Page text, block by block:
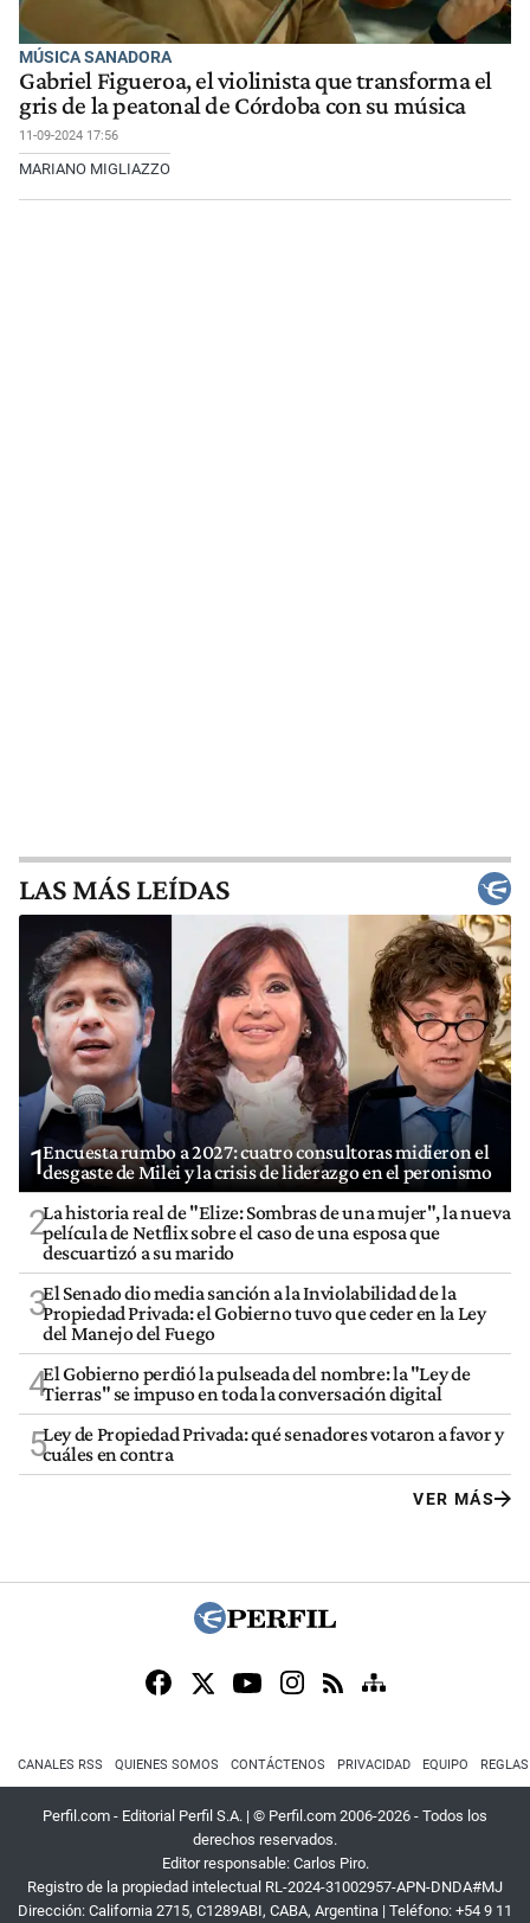
MÚSICA SANADORA
Gabriel Figueroa, el violinista que transforma el
gris de la peatonal de Córdoba con su música
11-09-2024 17:56
MARIANO MIGLIAZZO
LAS MÁS LEÍDAS
1Encuesta rumbo a 2027: cuatro consultoras midieron el
desgaste de Milei y la crisis de liderazgo en el peronismo
2La historia real de "Elize: Sombras de una mujer", la nueva
película de Netflix sobre el caso de una esposa que
descuartizó a su marido
3El Senado dio media sanción a la Inviolabilidad de la
Propiedad Privada: el Gobierno tuvo que ceder en la Ley
del Manejo del Fuego
4El Gobierno perdió la pulseada del nombre: la "Ley de
Tierras" se impuso en toda la conversación digital
5Ley de Propiedad Privada: qué senadores votaron a favor y
cuáles en contra
VER MÁS
CANALES RSS QUIENES SOMOS CONTÁCTENOS PRIVACIDAD EQUIPO
Perfil.com - Editorial Perfil S.A. | © Perfil.com 2006-2026 - Todos los
derechos reservados.
Editor responsable: Carlos Piro.
Registro de la propiedad intelectual RL-2024-31002957-APN-DNDA#MJ
Dirección: California 2715, C1289ABI, CABA, Argentina | Teléfono: +54 9 11